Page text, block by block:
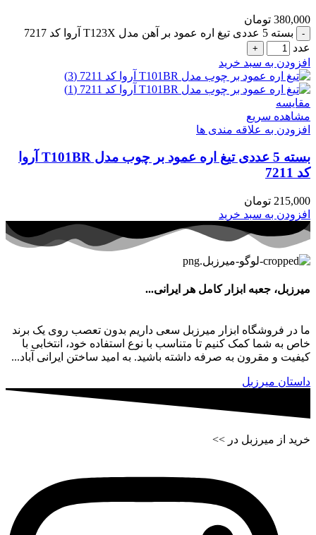
380,000 تومان
بسته 5 عددی تیغ اره عمود بر آهن مدل T123X آروا کد 7217
عدد
افزودن به سبد خرید
مقایسه
مشاهده سریع
افزودن به علاقه مندی ها
بسته 5 عددی تیغ اره عمود بر چوب مدل T101BR آروا
کد 7211
215,000 تومان
افزودن به سبد خرید
میرزبل، جعبه ابزار کامل هر ایرانی...
ما در فروشگاه ابزار میرزبل سعی داریم بدون تعصب روی یک برند
خاص به شما کمک کنیم تا متناسب با نوع استفاده خود، انتخابی با
کیفیت و مقرون به صرفه داشته باشید. به امید ساختن ایرانی آباد...
داستان میرزبل
خرید از میرزبل در >>